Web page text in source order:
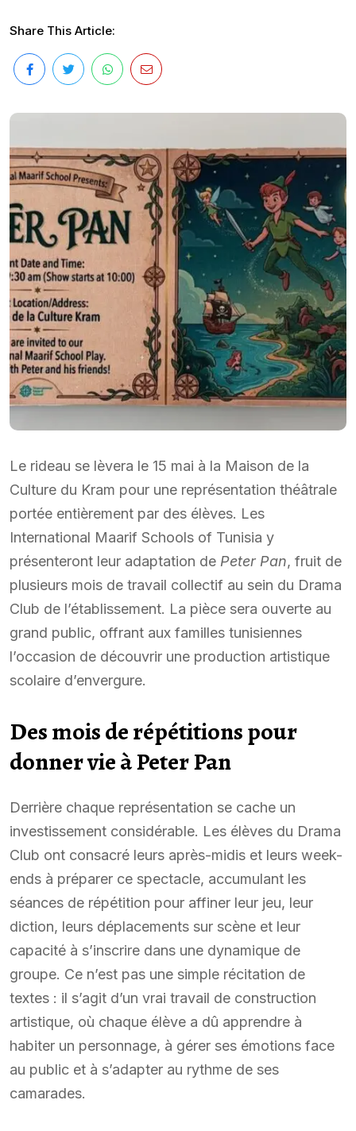
Share This Article:
Le rideau se lèvera le 15 mai à la Maison de la
Culture du Kram pour une représentation théâtrale
portée entièrement par des élèves. Les
International Maarif Schools of Tunisia y
présenteront leur adaptation de Peter Pan, fruit de
plusieurs mois de travail collectif au sein du Drama
Club de l’établissement. La pièce sera ouverte au
grand public, offrant aux familles tunisiennes
l’occasion de découvrir une production artistique
scolaire d’envergure.
Des mois de répétitions pour
donner vie à Peter Pan
Derrière chaque représentation se cache un
investissement considérable. Les élèves du Drama
Club ont consacré leurs après-midis et leurs week-
ends à préparer ce spectacle, accumulant les
séances de répétition pour affiner leur jeu, leur
diction, leurs déplacements sur scène et leur
capacité à s’inscrire dans une dynamique de
groupe. Ce n’est pas une simple récitation de
textes : il s’agit d’un vrai travail de construction
artistique, où chaque élève a dû apprendre à
habiter un personnage, à gérer ses émotions face
au public et à s’adapter au rythme de ses
camarades.